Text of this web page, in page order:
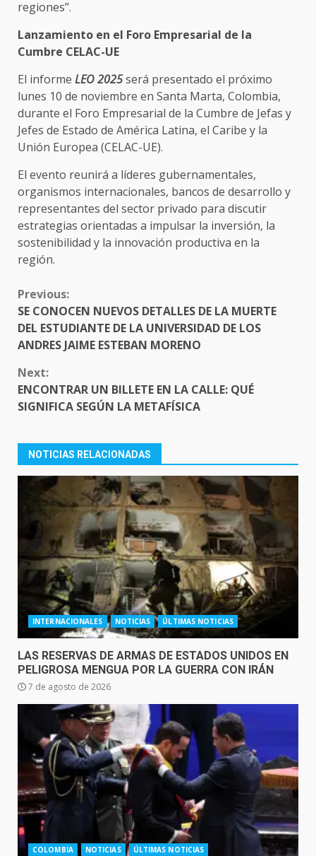
regiones”.
Lanzamiento en el Foro Empresarial de la
Cumbre CELAC-UE
El informe LEO 2025será presentado el próximo
lunes 10 de noviembre en Santa Marta, Colombia,
durante el Foro Empresarial de la Cumbre de Jefas y
Jefes de Estado de América Latina, el Caribe y la
Unión Europea (CELAC-UE).
El evento reunirá a líderes gubernamentales,
organismos internacionales, bancos de desarrollo y
representantes del sector privado para discutir
estrategias orientadas a impulsar la inversión, la
sostenibilidad y la innovación productiva en la
región.
CONTINUE
READING
Previous:
SE CONOCEN NUEVOS DETALLES DE LA MUERTE
DEL ESTUDIANTE DE LA UNIVERSIDAD DE LOS
ANDRES JAIME ESTEBAN MORENO
Next:
ENCONTRAR UN BILLETE EN LA CALLE: QUÉ
SIGNIFICA SEGÚN LA METAFÍSICA
NOTICIAS RELACIONADAS
INTERNACIONALES NOTICIAS ÚLTIMAS NOTICIAS
LAS RESERVAS DE ARMAS DE ESTADOS UNIDOS EN
PELIGROSA MENGUA POR LA GUERRA CON IRÁN
7 de agosto de 2026
COLOMBIA NOTICIAS ÚLTIMAS NOTICIAS